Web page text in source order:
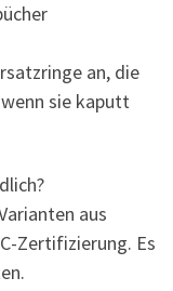
an, die
sie kaputt
aus
Zertifizierung. Es